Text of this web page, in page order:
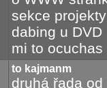
sekce
dabing u
mi to ocuchas
to kajmanm
druhá řada